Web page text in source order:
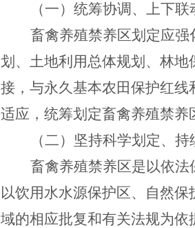
（一）统筹协调、上下
畜禽养殖禁养区划定应
划、土地利用总体规划、林
接，与永久基本农田保护红
适应，统筹划定畜禽养殖禁养
（二）坚持科学划定、
畜禽养殖禁养区是以依
以饮用水水源保护区、自然
域的相应批复和有关法规为